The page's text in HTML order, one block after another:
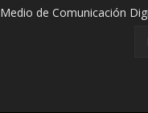
Medio de Comunicación